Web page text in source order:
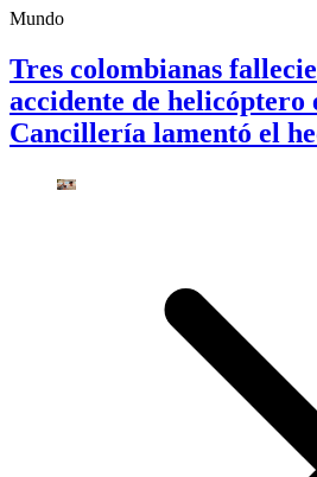
Mundo
Tres colombianas
accidente de helicóptero
Cancillería lamentó el